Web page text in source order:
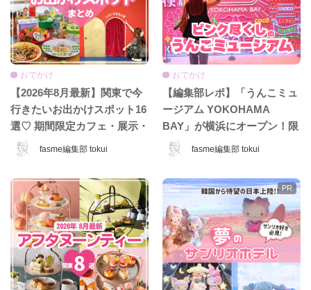
fasme編集部 tokui
おでかけ
【2026年8月最新】関東で今
行きたいお出かけスポット16
選♡ 期間限定カフェ・展示・
POPUPまとめ
fasme編集部 tokui
おでかけ
【編集部レポ】「うんこミュ
ージアム YOKOHAMA
BAY」が横浜にオープン！限
定コンテンツ＆グッズをひと
足先に体験♡